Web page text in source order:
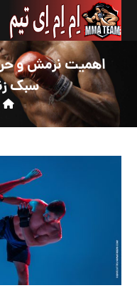
اهمیت نرمش و
سبک